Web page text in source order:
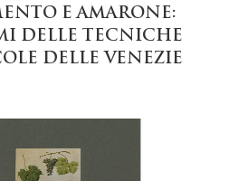
E AMARONE:
DELLE TECNICHE
DELLE VENEZIE